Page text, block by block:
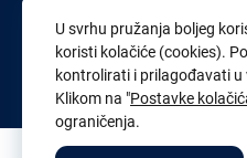
Tel: +385
Faks:
OIB:
U svrhu pružanja boljeg
koristi kolačiće (cookies).
kontrolirati i prilagođavati u
Klikom na "Postavke
ograničenja.